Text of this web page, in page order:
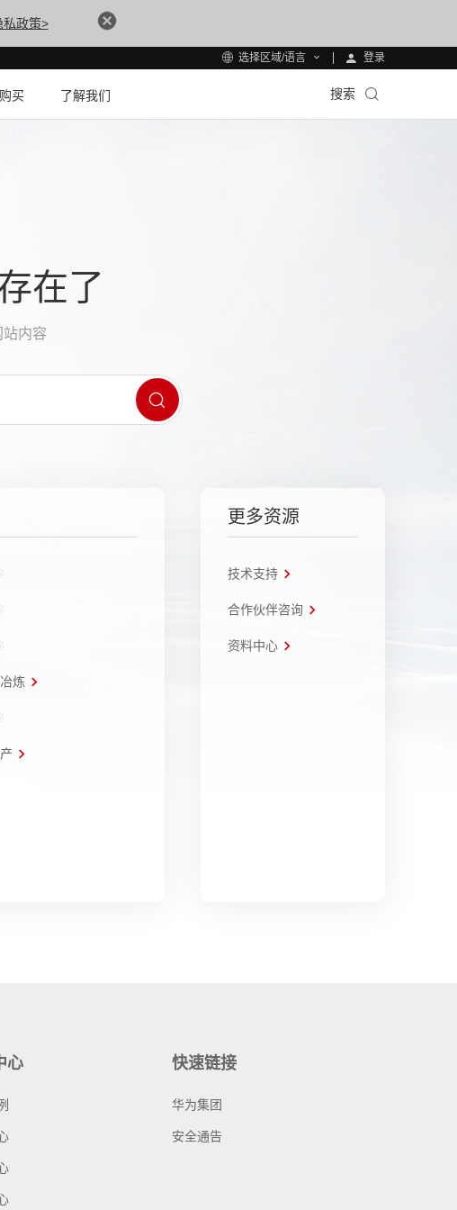
政策>
选择区域/语言 登录
买 了解我们 搜索
在了
内容
炼
更多资源
技术支持
合作伙伴咨询
资料中心
心 快速链接
华为集团
安全通告